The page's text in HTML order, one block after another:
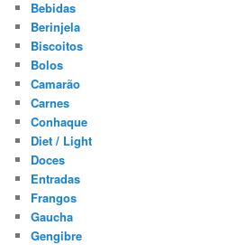
Bebidas
Berinjela
Biscoitos
Bolos
Camarão
Carnes
Conhaque
Diet / Light
Doces
Entradas
Frangos
Gaucha
Gengibre